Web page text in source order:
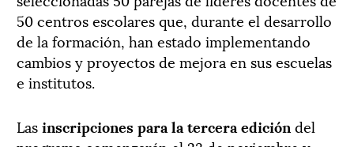
50 centros escolares que, durante el desarrollo
de la formación, han estado implementando
cambios y proyectos de mejora en sus escuelas
e institutos.
Lasinscripciones para la tercera edición del